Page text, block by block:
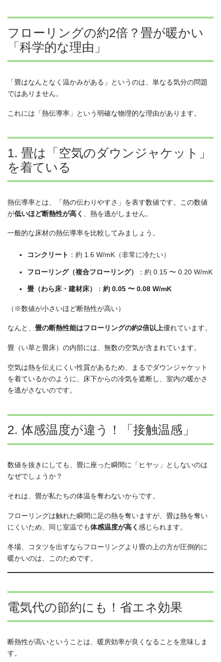
フローリングの約2倍？畳が暖かい
「科学的な理由」
「畳はなんとなく温かみがある」というのは、単なる気分の問題
ではありません。
これには「熱伝導率」という明確な物理的な理由があります。
1. 畳は「空気のダウンジャケット」
を着ている
熱伝導率とは、「熱の伝わりやすさ」を表す数値です。この数値
が低いほど断熱性が高く 、熱を逃がしません。
一般的な床材の熱伝導率を比較してみましょう。
コンクリート ：約 1.6 W/mK（非常に冷たい）
フローリング（複合フローリング） ：約 0.15 〜 0.20 W/mK
畳（わら床・建材床） ： 約 0.05 〜 0.08 W/mK
（※数値が小さいほど断熱性が高い）
なんと、 畳の断熱性能はフローリングの約2倍以上優れています。
畳（い草と畳床）の内部には、無数の空気が含まれています。
空気は熱を伝えにくい性質があるため、まるでダウンジャケット
を着ているかのように、床下からの冷気を遮断し、室内の暖かさ
を逃がさないのです。
2. 体感温度が違う！「接触温感」
数値を抜きにしても、畳に座った瞬間に「ヒヤッ」としないのは
なぜでしょうか？
それは、畳が私たちの体温を奪わないからです。
フローリングは触れた瞬間に足の熱を奪いますが、畳は熱を奪い
にくいため、同じ室温でも体感温度が高く 感じられます。
冬場、コタツを出すならフローリングより畳の上の方が圧倒的に
暖かいのは、このためです。
電気代の節約にも！省エネ効果
断熱性が高いということは、暖房効率が良くなることを意味しま
す。